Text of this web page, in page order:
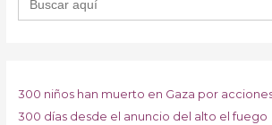
300 niños han muerto en Gaza por
300 días desde el anuncio del alto el fuego